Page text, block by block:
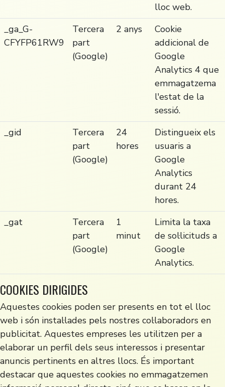
lloc web.
_ga_G-
CFYFP61RW9
Tercera
part
(Google)
2 anys
Cookie
addicional de
Google
Analytics 4 que
emmagatzema
l'estat de la
sessió.
_gid
Tercera
part
(Google)
24
hores
Distingueix els
usuaris a
Google
Analytics
durant 24
hores.
_gat
Tercera
part
(Google)
1
minut
Limita la taxa
de sol·licituds a
Google
Analytics.
COOKIES DIRIGIDES
Aquestes cookies poden ser presents en tot el lloc
web i són instal·lades pels nostres col·laboradors en
publicitat. Aquestes empreses les utilitzen per a
elaborar un perfil dels seus interessos i presentar
anuncis pertinents en altres llocs. És important
destacar que aquestes cookies no emmagatzemen